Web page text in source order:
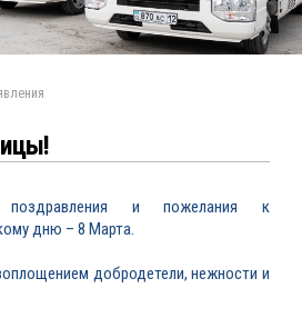
поздравления и пожелания к
дню – 8 Марта.
добродетели, нежности и